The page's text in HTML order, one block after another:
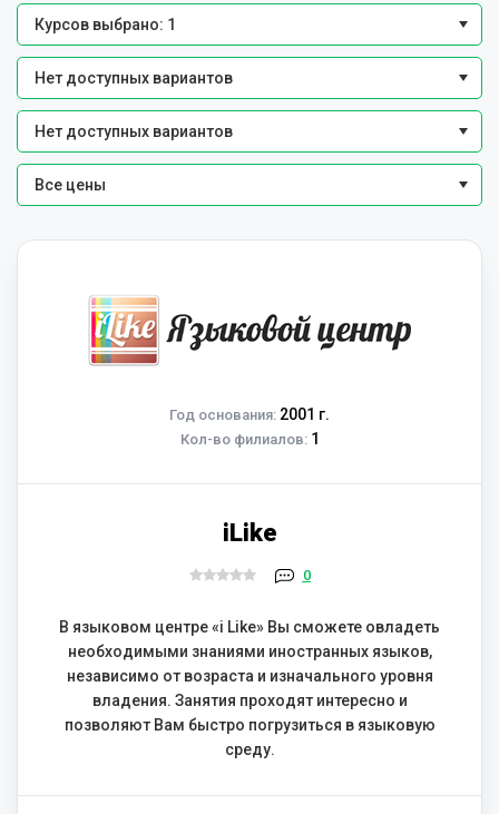
Курсов выбрано: 1
Нет доступных вариантов
Нет доступных вариантов
Все цены
Год основания: 2001 г.
Кол-во филиалов:1
iLike
0
В языковом центре «i Like» Вы сможете овладеть
необходимыми знаниями иностранных языков,
независимо от возраста и изначального уровня
владения. Занятия проходят интересно и
позволяют Вам быстро погрузиться в языковую
среду.